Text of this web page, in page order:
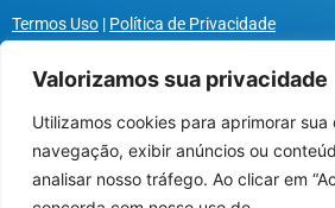
Utilizamos cookies para oferecer
experiência, melhorar o
como você interage em nosso site e
Valorizamos sua privacidade
Utilizamos cookies para aprimorar
navegação, exibir anúncios ou
analisar nosso tráfego. Ao clicar em
Termos Uso | Política de Privacidade